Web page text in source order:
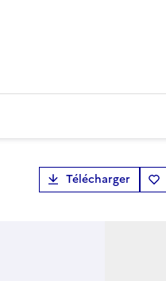
Télécharger